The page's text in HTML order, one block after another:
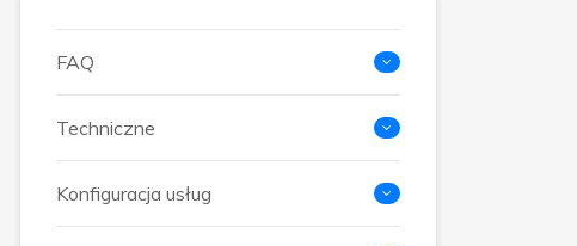
FAQ
Techniczne
Konfiguracja usług